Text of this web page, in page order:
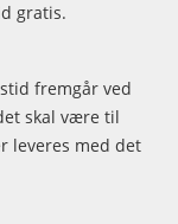
gratis.
fremgår ved
skal være til
leveres med det